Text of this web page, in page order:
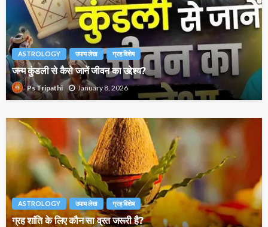
ASTROLOGY उपाय लेख ग्रह विशेष
जन्म कुंडली से कैसे जानें जीवन का उद्देश्य?
Ps Tripathi January 8, 2026
ASTROLOGY उपाय लेख ग्रह विशेष
ग्रह शांति के लिए कौन सा व्रत जरूरी है?